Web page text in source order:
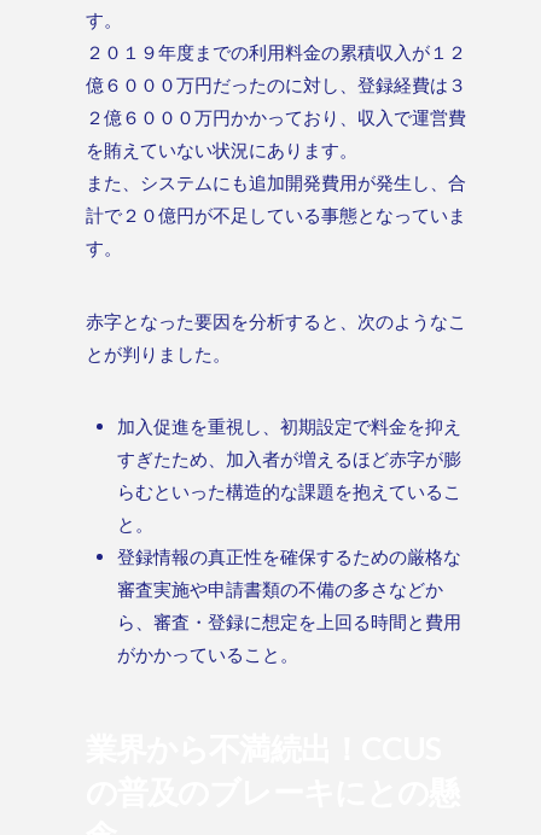
す。
２０１９年度までの利用料金の累積収入が１２
億６０００万円だったのに対し、登録経費は３
２億６０００万円かかっており、収入で運営費
を賄えていない状況にあります。
また、システムにも追加開発費用が発生し、合
計で２０億円が不足している事態となっていま
す。
赤字となった要因を分析すると、次のようなこ
とが判りました。
加入促進を重視し、初期設定で料金を抑え
すぎたため、加入者が増えるほど赤字が膨
らむといった構造的な課題を抱えているこ
と。
登録情報の真正性を確保するための厳格な
審査実施や申請書類の不備の多さなどか
ら、審査・登録に想定を上回る時間と費用
がかかっていること。